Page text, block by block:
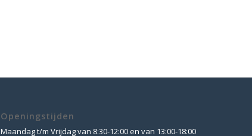
Openingstijden
Maandag t/m Vrijdag van 8:30-12:00 en van 13:00-18:00